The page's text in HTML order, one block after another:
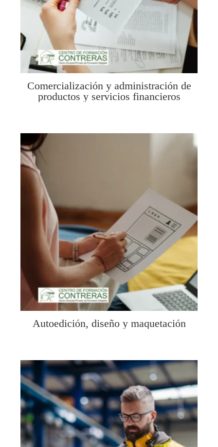
Comercialización y administración de
productos y servicios financieros
Autoedición, diseño y maquetación